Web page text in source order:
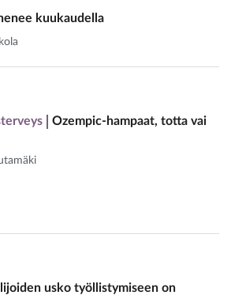
kuukaudella
Ozempic-hampaat, totta vai
usko työllistymiseen on